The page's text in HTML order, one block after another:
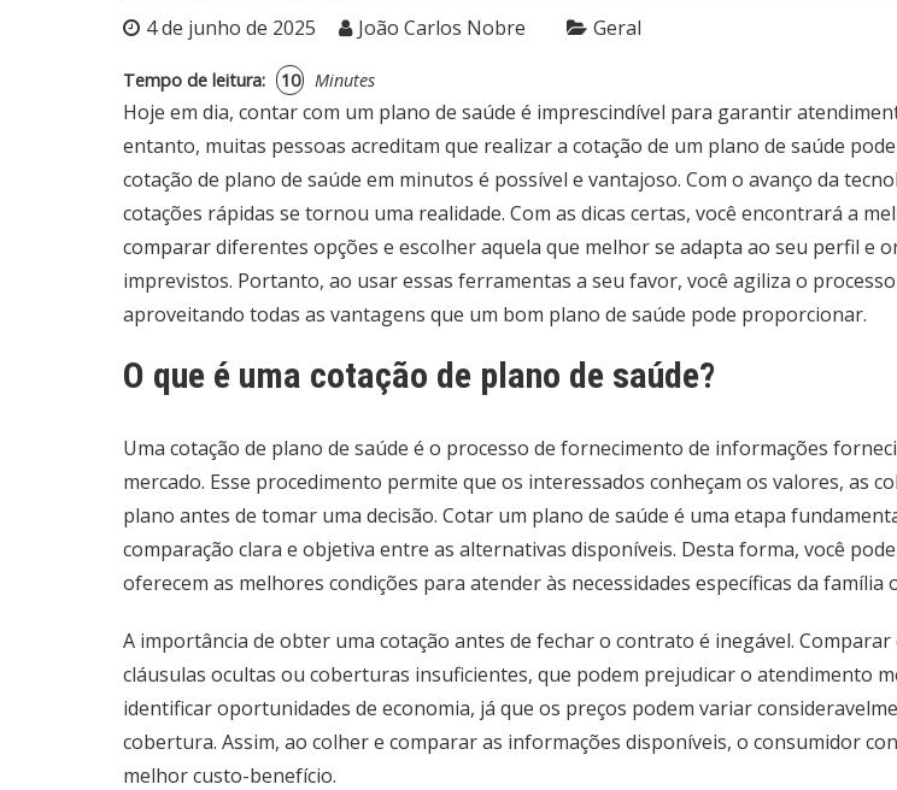
4 de junho de 2025 João Carlos Nobre Geral
Tempo de leitura: 10 Minutes
Hoje em dia, contar com um plano de saúde é imprescindível para garantir
entanto, muitas pessoas acreditam que realizar a cotação de um plano de saúde
cotação de plano de saúde em minutos é possível e vantajoso. Com o avanço da
cotações rápidas se tornou uma realidade. Com as dicas certas, você encontrará a
comparar diferentes opções e escolher aquela que melhor se adapta ao seu perfil
imprevistos. Portanto, ao usar essas ferramentas a seu favor, você agiliza o
aproveitando todas as vantagens que um bom plano de saúde pode proporcionar.
O que é uma cotação de plano de saúde?
Uma cotação de plano de saúde é o processo de fornecimento de informações
mercado. Esse procedimento permite que os interessados ​​conheçam os valores, as
plano antes de tomar uma decisão. Cotar um plano de saúde é uma etapa
comparação clara e objetiva entre as alternativas disponíveis. Desta forma, você
oferecem as melhores condições para atender às necessidades específicas da família
A importância de obter uma cotação antes de fechar o contrato é inegável.
cláusulas ocultas ou coberturas insuficientes, que podem prejudicar o atendimento
identificar oportunidades de economia, já que os preços podem variar
cobertura. Assim, ao colher e comparar as informações disponíveis, o consumidor
melhor custo-benefício.